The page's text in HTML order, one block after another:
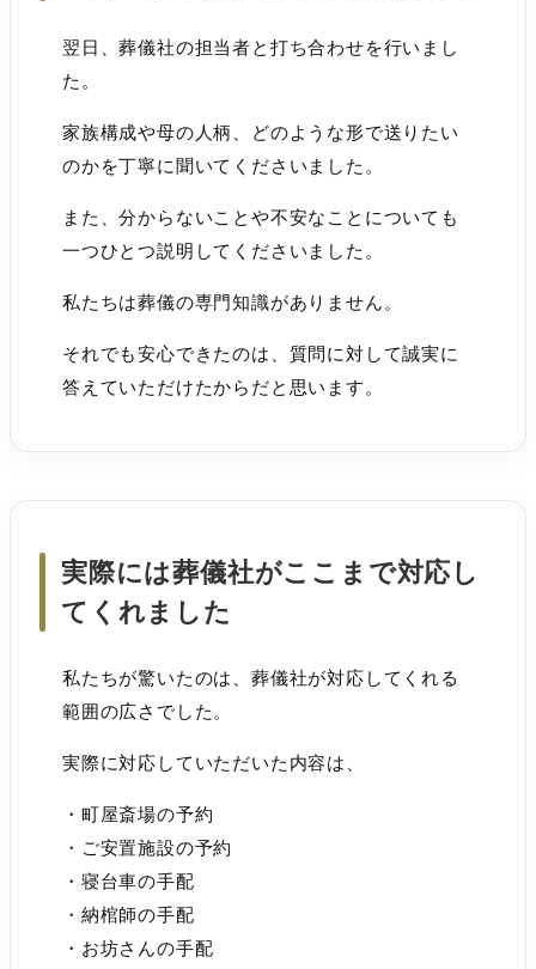
翌日、葬儀社の担当者と打ち合わせを行いまし
た。
家族構成や母の人柄、どのような形で送りたい
のかを丁寧に聞いてくださいました。
また、分からないことや不安なことについても
一つひとつ説明してくださいました。
私たちは葬儀の専門知識がありません。
それでも安心できたのは、質問に対して誠実に
答えていただけたからだと思います。
実際には葬儀社がここまで対応し
てくれました
私たちが驚いたのは、葬儀社が対応してくれる
範囲の広さでした。
実際に対応していただいた内容は、
・町屋斎場の予約
・ご安置施設の予約
・寝台車の手配
・納棺師の手配
・お坊さんの手配